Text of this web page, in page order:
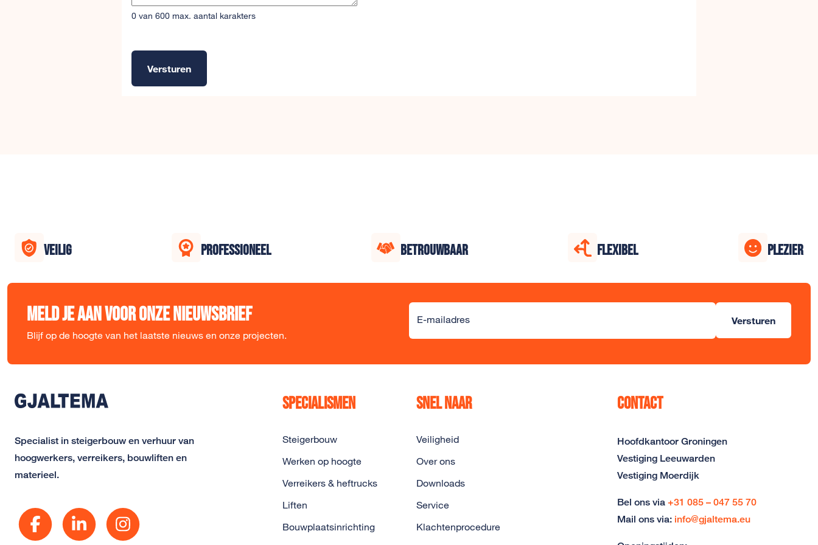
0 van 600 max. aantal karakters
Versturen
VEILIG PROFESSIONEEL BETROUWBAAR FLEXIBEL PLEZIER
Meld je aan voor onze nieuwsbrief
Blijf op de hoogte van het laatste nieuws en onze projecten.
E-mailadres Versturen
Alternative:
Specialist in steigerbouw en verhuur van
hoogwerkers, verreikers, bouwliften en
materieel.
Specialismen
Steigerbouw
Werken op hoogte
Verreikers & heftrucks
Liften
Bouwplaatsinrichting
Snel naar
Veiligheid
Over ons
Downloads
Service
Klachtenprocedure
Contact
Hoofdkantoor Groningen
Vestiging Leeuwarden
Vestiging Moerdijk
Bel ons via +31 085 – 047 55 70
Mail ons via: info@gjaltema.eu